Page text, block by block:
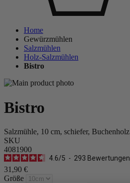
Home
Gewürzmühlen
Salzmühlen
Holz-Salzmühlen
Bistro
Bistro
Salzmühle, 10 cm, schiefer, Buchenholz
SKU
4081900
4.6/5 - 293 Bewertungen
31,90 €
Größe